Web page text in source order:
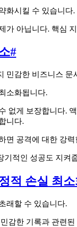
화시킬 수 있습니다.
가 아닙니다. 핵심
#
민감한 비즈니스
소화됩니다.
없게 보장합니다.
니다.
면 공격에 대한 강
기적인 성공도 지켜
적 손실 최
래할 수 있습니다.
감한 기록과 관련